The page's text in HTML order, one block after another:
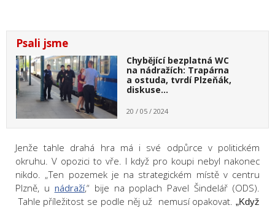
Psali jsme
Chybějící bezplatná WC
na nádražích: Trapárna
a ostuda, tvrdí Plzeňák,
diskuse…
20 / 05 / 2024
Jenže tahle drahá hra má i své odpůrce v politickém
okruhu. V opozici to vře. I když pro koupi nebyl nakonec
nikdo. „Ten pozemek je na strategickém místě v centru
Plzně, u nádraží,“ bije na poplach Pavel Šindelář (ODS).
Tahle příležitost se podle něj už nemusí opakovat. „Když